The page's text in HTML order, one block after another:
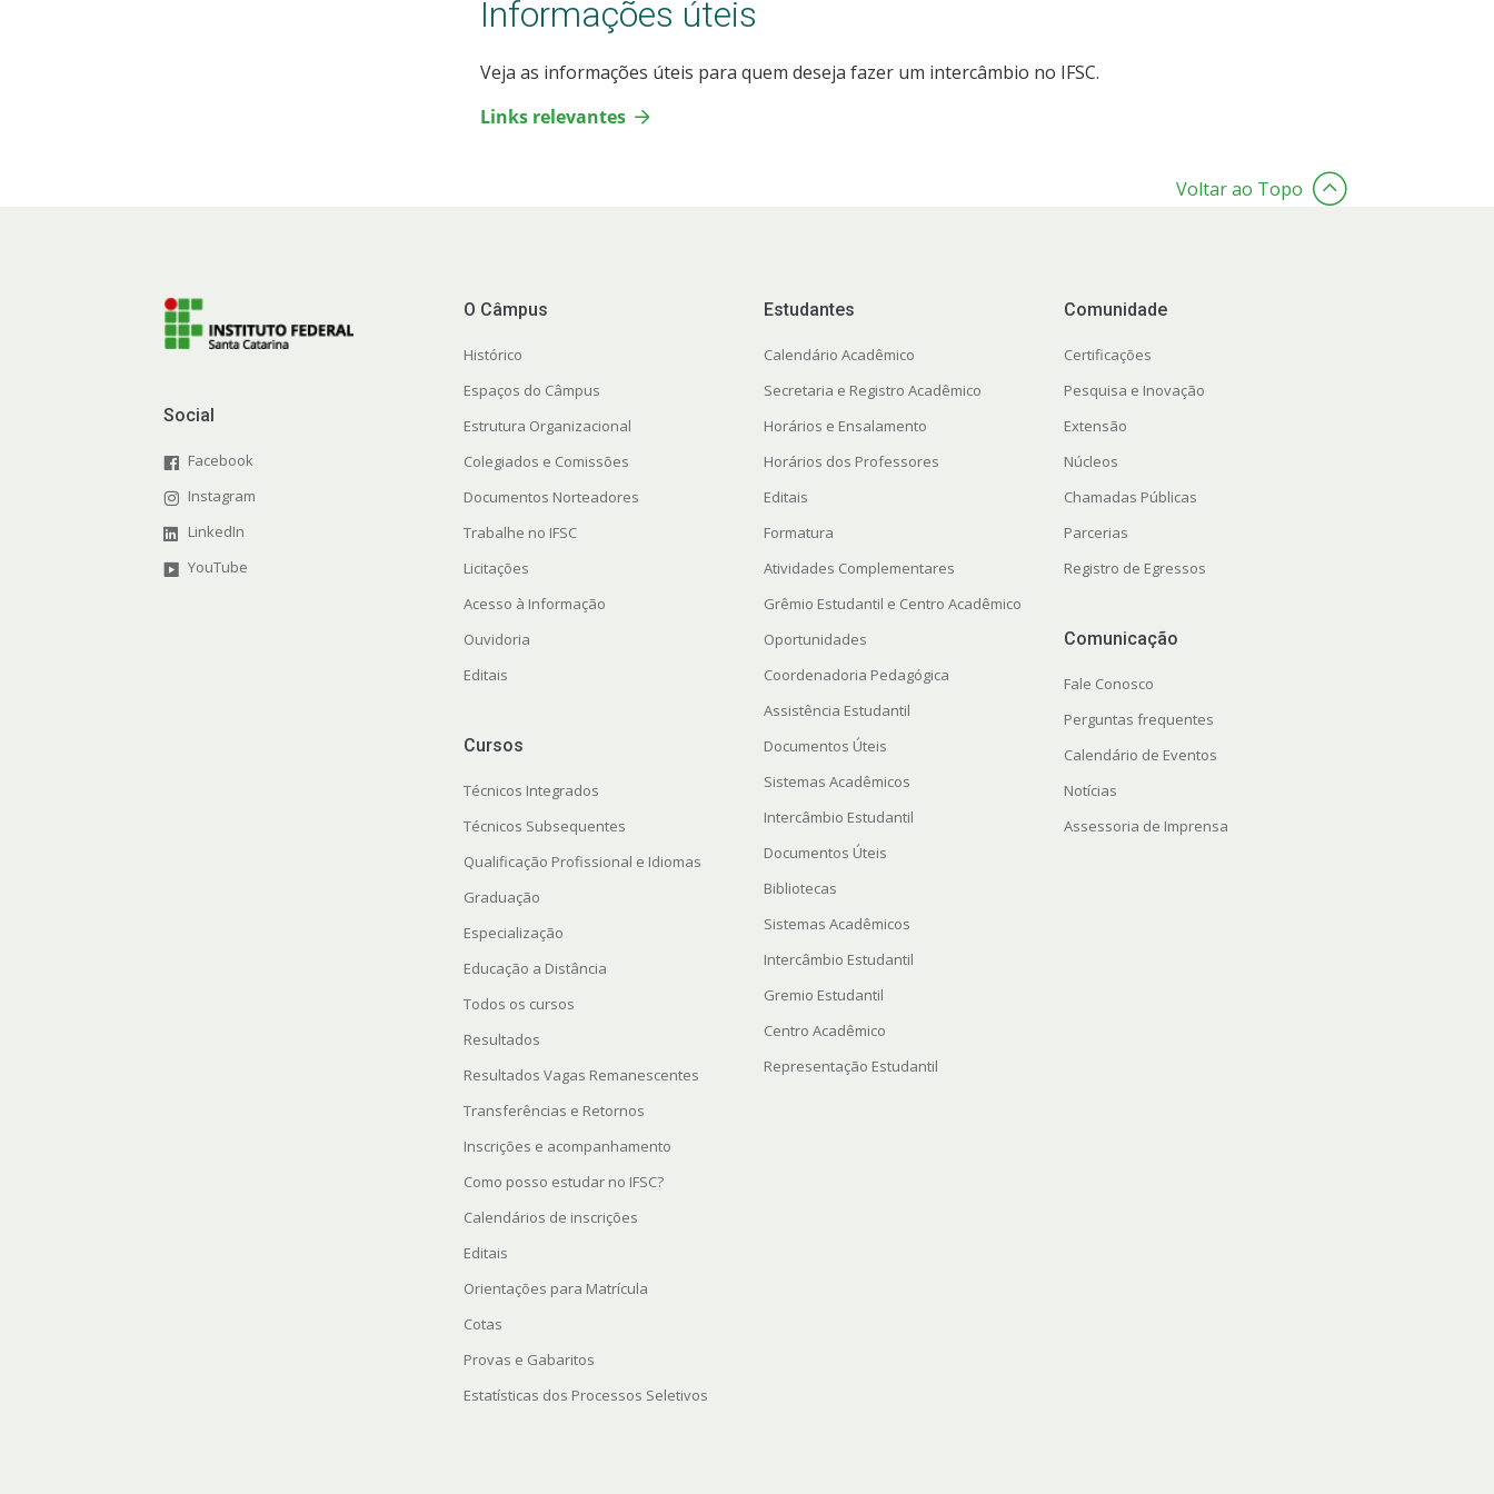
Informações úteis
Veja as informações úteis para quem deseja fazer um intercâmbio no IFSC.
Links relevantes
Voltar ao Topo
Social
Facebook
Instagram
LinkedIn
YouTube
O Câmpus
Histórico
Espaços do Câmpus
Estrutura Organizacional
Colegiados e Comissões
Documentos Norteadores
Trabalhe no IFSC
Licitações
Acesso à Informação
Ouvidoria
Editais
Cursos
Técnicos Integrados
Técnicos Subsequentes
Qualificação Profissional e Idiomas
Graduação
Especialização
Educação a Distância
Todos os cursos
Resultados
Resultados Vagas Remanescentes
Transferências e Retornos
Inscrições e acompanhamento
Como posso estudar no IFSC?
Calendários de inscrições
Editais
Orientações para Matrícula
Cotas
Provas e Gabaritos
Estatísticas dos Processos Seletivos
Estudantes
Calendário Acadêmico
Secretaria e Registro Acadêmico
Horários e Ensalamento
Horários dos Professores
Editais
Formatura
Atividades Complementares
Grêmio Estudantil e Centro Acadêmico
Oportunidades
Coordenadoria Pedagógica
Assistência Estudantil
Documentos Úteis
Sistemas Acadêmicos
Intercâmbio Estudantil
Documentos Úteis
Bibliotecas
Sistemas Acadêmicos
Intercâmbio Estudantil
Gremio Estudantil
Centro Acadêmico
Representação Estudantil
Comunidade
Certificações
Pesquisa e Inovação
Extensão
Núcleos
Chamadas Públicas
Parcerias
Registro de Egressos
Comunicação
Fale Conosco
Perguntas frequentes
Calendário de Eventos
Notícias
Assessoria de Imprensa